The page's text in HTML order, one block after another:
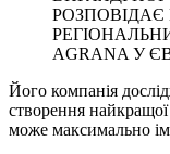
РОЗПОВІДАЄ
AGRANA У
Його компанія
створення
може максимально